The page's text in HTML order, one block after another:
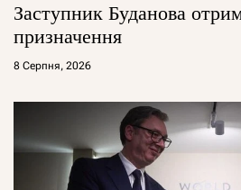
Заступник Буданова
призначення
8 Серпня, 2026